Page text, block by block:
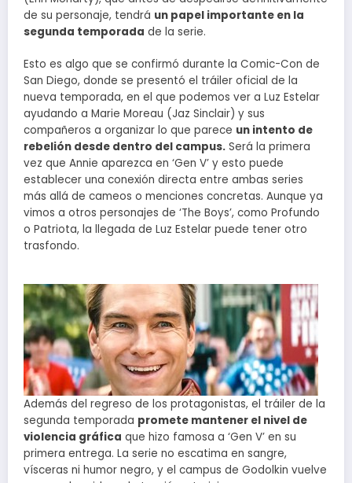
de su personaje, tendrá un papel importante en la
segunda temporada de la serie.
Esto es algo que se confirmó durante la Comic-Con de
San Diego, donde se presentó el tráiler oficial de la
nueva temporada, en el que podemos ver a Luz Estelar
ayudando a Marie Moreau (Jaz Sinclair) y sus
compañeros a organizar lo que parece un intento de
rebelión desde dentro del campus. Será la primera
vez que Annie aparezca en ‘Gen V’ y esto puede
establecer una conexión directa entre ambas series
más allá de cameos o menciones concretas. Aunque ya
vimos a otros personajes de ‘The Boys’, como Profundo
o Patriota, la llegada de Luz Estelar puede tener otro
trasfondo.
Además del regreso de los protagonistas, el tráiler de la
segunda temporada promete mantener el nivel de
violencia gráfica que hizo famosa a ‘Gen V’ en su
primera entrega. La serie no escatima en sangre,
vísceras ni humor negro, y el campus de Godolkin vuelve